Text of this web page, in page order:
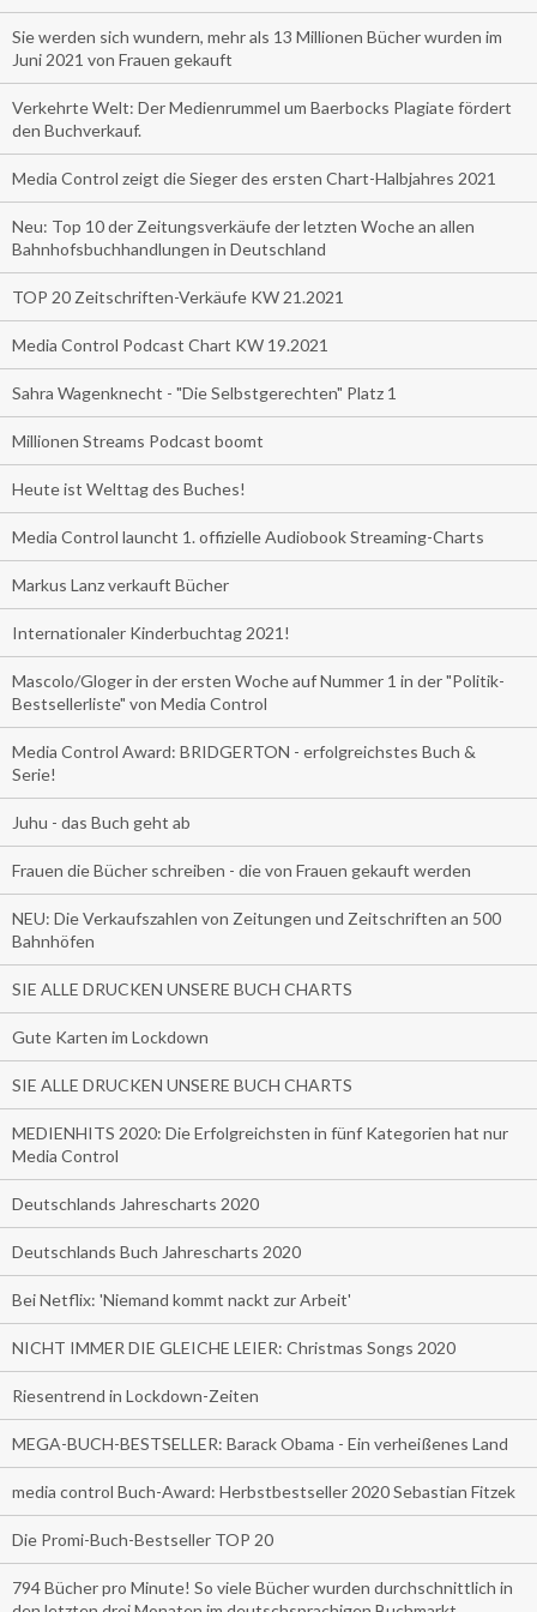
Sie werden sich wundern, mehr als 13 Millionen Bücher wurden im
Juni 2021 von Frauen gekauft
Verkehrte Welt: Der Medienrummel um Baerbocks Plagiate fördert
den Buchverkauf.
Media Control zeigt die Sieger des ersten Chart-Halbjahres 2021
Neu: Top 10 der Zeitungsverkäufe der letzten Woche an allen
Bahnhofsbuchhandlungen in Deutschland
TOP 20 Zeitschriften-Verkäufe KW 21.2021
Media Control Podcast Chart KW 19.2021
Sahra Wagenknecht - "Die Selbstgerechten" Platz 1
Millionen Streams Podcast boomt
Heute ist Welttag des Buches!
Media Control launcht 1. offizielle Audiobook Streaming-Charts
Markus Lanz verkauft Bücher
Internationaler Kinderbuchtag 2021!
Mascolo/Gloger in der ersten Woche auf Nummer 1 in der "Politik-
Bestsellerliste" von Media Control
Media Control Award: BRIDGERTON - erfolgreichstes Buch &
Serie!
Juhu - das Buch geht ab
Frauen die Bücher schreiben - die von Frauen gekauft werden
NEU: Die Verkaufszahlen von Zeitungen und Zeitschriften an 500
Bahnhöfen
SIE ALLE DRUCKEN UNSERE BUCH CHARTS
Gute Karten im Lockdown
SIE ALLE DRUCKEN UNSERE BUCH CHARTS
MEDIENHITS 2020: Die Erfolgreichsten in fünf Kategorien hat nur
Media Control
Deutschlands Jahrescharts 2020
Deutschlands Buch Jahrescharts 2020
Bei Netflix: 'Niemand kommt nackt zur Arbeit'
NICHT IMMER DIE GLEICHE LEIER: Christmas Songs 2020
Riesentrend in Lockdown-Zeiten
MEGA-BUCH-BESTSELLER: Barack Obama - Ein verheißenes Land
media control Buch-Award: Herbstbestseller 2020 Sebastian Fitzek
Die Promi-Buch-Bestseller TOP 20
794 Bücher pro Minute! So viele Bücher wurden durchschnittlich in